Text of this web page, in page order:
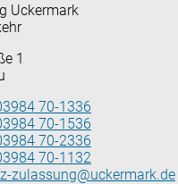
Uckermark
1
70-1336
70-1536
70-2336
70-1132
zulassung@uckermark.de